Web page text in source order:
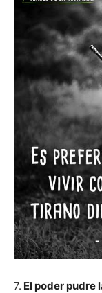
7. El poder pudre